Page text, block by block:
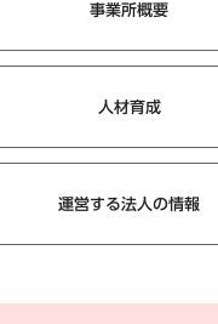
事業所概要
人材育成
運営する法人の情報